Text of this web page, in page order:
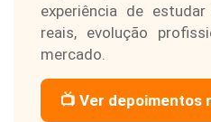
experiência de
reais, evolução
mercado.
📺 Ver depoimentos